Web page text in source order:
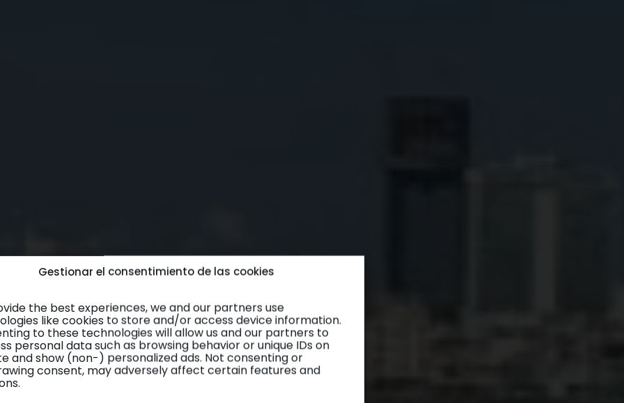
Gestionar el consentimiento de las cookies
the best experiences, we and our partners use
like cookies to store and/or access device information.
to these technologies will allow us and our partners to
personal data such as browsing behavior or unique IDs on
and show (non-) personalized ads. Not consenting or
consent, may adversely affect certain features and